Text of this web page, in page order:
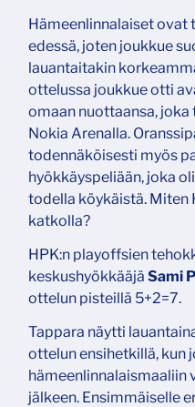
Hämeenlinnalaiset
edessä, joten joukkue
lauantaitakin
ottelussa joukkue otti
omaan nuottaansa,
Nokia Arenalla.
todennäköisesti myös
hyökkäyspeliään, joka
todella köykäistä. Miten
katkolla?
HPK:n playoffsien
keskushyökkääjä Sami
ottelun pisteillä 5+2=7.
Tappara näytti
ottelun ensihetkillä, kun
hämeenlinnalaismaaliin
jälkeen. Ensimmäiselle